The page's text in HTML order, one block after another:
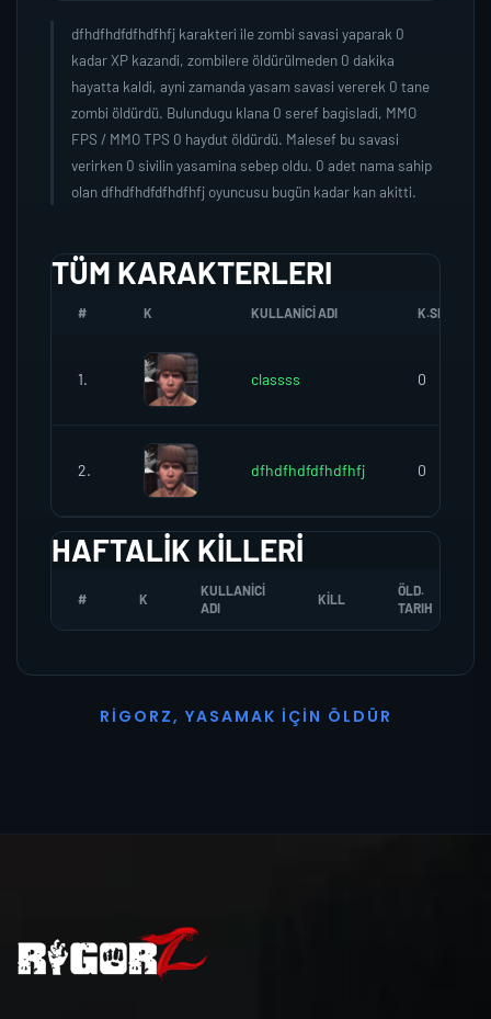
dfhdfhdfdfhdfhfj karakteri ile zombi savasi yaparak 0
kadar XP kazandi, zombilere öldürülmeden 0 dakika
hayatta kaldi, ayni zamanda yasam savasi vererek 0 tane
zombi öldürdü. Bulundugu klana 0 seref bagisladi, MMO
FPS / MMO TPS 0 haydut öldürdü. Malesef bu savasi
verirken 0 sivilin yasamina sebep oldu. 0 adet nama sahip
olan dfhdfhdfdfhdfhfj oyuncusu bugün kadar kan akitti.
TÜM KARAKTERLERI
# K KULLANICI ADI K.SEREFI
1. classss 0
2. dfhdfhdfdfhdfhfj 0
HAFTALIK KILLERI
# K
KULLANICI
ADI
KILL
ÖLD.
TARIH
R I G O R Z, YASAMAK İ ÇI N Ö L D Ü R